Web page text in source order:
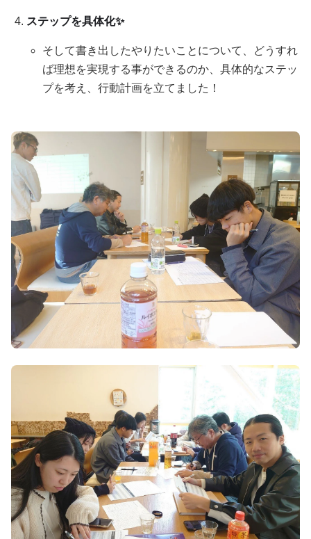
ステップを具体化✨️
そして書き出したやりたいことについて、どうすれ
ば理想を実現する事ができるのか、具体的なステッ
プを考え、行動計画を立てました！